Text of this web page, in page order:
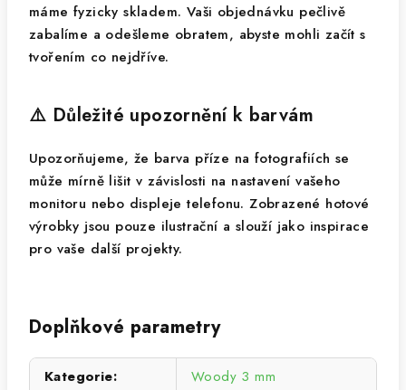
máme fyzicky skladem. Vaši objednávku pečlivě
zabalíme a odešleme obratem, abyste mohli začít s
tvořením co nejdříve.
⚠️ Důležité upozornění k barvám
Upozorňujeme, že barva příze na fotografiích se
může mírně lišit v závislosti na nastavení vašeho
monitoru nebo displeje telefonu. Zobrazené hotové
výrobky jsou pouze ilustrační a slouží jako inspirace
pro vaše další projekty.
Doplňkové parametry
Kategorie:
Woody 3 mm